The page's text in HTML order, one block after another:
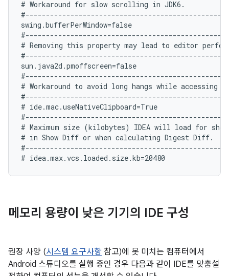
# Workaround for slow scrolling in JDK6.
swing.bufferPerWindow=false
# Removing this property may lead to editor
sun.java2d.pmoffscreen=false
# Workaround to avoid long hangs while accessing
# ide.mac.useNativeClipboard=True
# Maximum size (kilobytes) IDEA will load for
# in Show Diff or when calculating Digest Diff.
메모리 용량이 낮은 기기의 IDE 구성
권장 사양 (시스템 요구사항 참고)에 못 미치는 컴퓨터에서
Android 스튜디오를 실행 중인 경우 다음과 같이 IDE를 맞춤설